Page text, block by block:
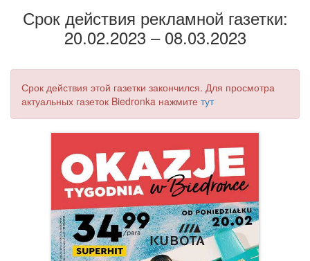
Срок действия рекламной газетки:
20.02.2023 – 08.03.2023
Срок действия этой газетки закончился. Для просмотра
актуальных газеток Biedronka нажмите тут